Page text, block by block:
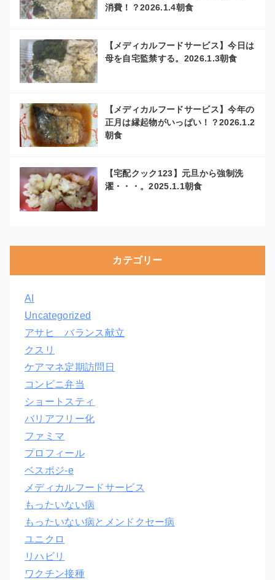
消費！？2026.1.4朝食
【メディカルフードサービス】今日は
母を自宅監禁する。2026.1.3朝食
【メディカルフードサービス】今年の
正月は縁起物がいっぱい！？2026.1.2
朝食
【宅配クック123】元旦から強制洗
濯・・・。2025.1.1朝食
カテゴリー
AI
Uncategorized
アサヒ バランス献立
クスリ
ケアマネ定期訪問日
コンビニ弁当
ショートスティ
バリアフリー化
ファミマ
プロフィール
ベスポジ-e
メディカルフードサービス
もったいない病
もったいない病とメンドクセー病
ユニクロ
リハビリ
ワクチン接種